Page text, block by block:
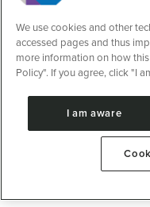
Notícias
O Centro
e Materiais
Laboratório
em parceria com
Paulo (USP),
Doutorado no
USP para
na área de
projeto,
We use cookies and other
accessed pages and thus
more information on how
Policy". If you agree, click "I
I am aware